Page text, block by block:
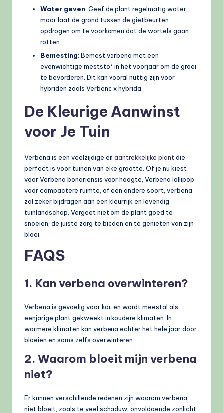
Water geven: Geef de plant regelmatig water,
maar laat de grond tussen de gietbeurten
opdrogen om te voorkomen dat de wortels gaan
rotten.
Bemesting: Bemest verbena met een
evenwichtige meststof in het voorjaar om de groei
te bevorderen. Dit kan vooral nuttig zijn voor
hybriden zoals Verbena x hybrida.
De Kleurige Aanwinst
voor Je Tuin
Verbena is een veelzijdige en aantrekkelijke plant die
perfect is voor tuinen van elke grootte. Of je nu kiest
voor Verbena bonariensis voor hoogte, Verbena lollipop
voor compactere ruimte, of een andere soort, verbena
zal zeker bijdragen aan een kleurrijk en levendig
tuinlandschap. Vergeet niet om de plant goed te
snoeien, de juiste zorg te bieden en te genieten van zijn
bloei.
FAQS
1. Kan verbena overwinteren?
Verbena is gevoelig voor kou en wordt meestal als
eenjarige plant gekweekt in koudere klimaten. In
warmere klimaten kan verbena echter het hele jaar door
bloeien en soms zelfs overwinteren.
2. Waarom bloeit mijn verbena
niet?
Er kunnen verschillende redenen zijn waarom verbena
niet bloeit, zoals te veel schaduw, onvoldoende zonlicht